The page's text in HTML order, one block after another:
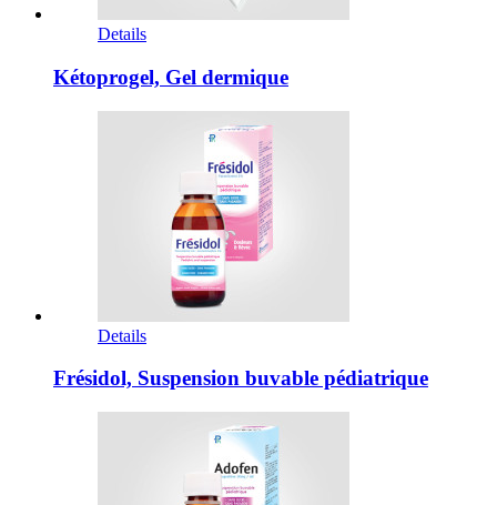
Details
Kétoprogel, Gel dermique
Details
Frésidol, Suspension buvable pédiatrique